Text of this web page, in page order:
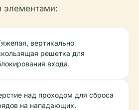
элементами:
вертикально
решетка для
входа.
над проходом для сброса
на нападающих.